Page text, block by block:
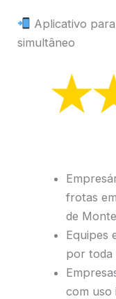
Aplicativo
simultâneo
frotas
de
Equipes
por toda
com uso